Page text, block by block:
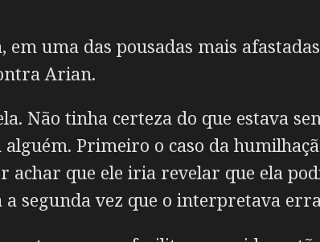
em uma das pousadas mais
Arian.
Não tinha certeza do que estava
Primeiro o caso da
achar que ele iria revelar que ela
segunda vez que o interpretava